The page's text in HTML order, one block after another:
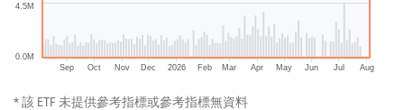
Sep Oct Nov Dec 2026 Feb Mar Apr May Jun Jul Aug
0.0M
4.5M
* 該 ETF 未提供參考指標或參考指標無資料